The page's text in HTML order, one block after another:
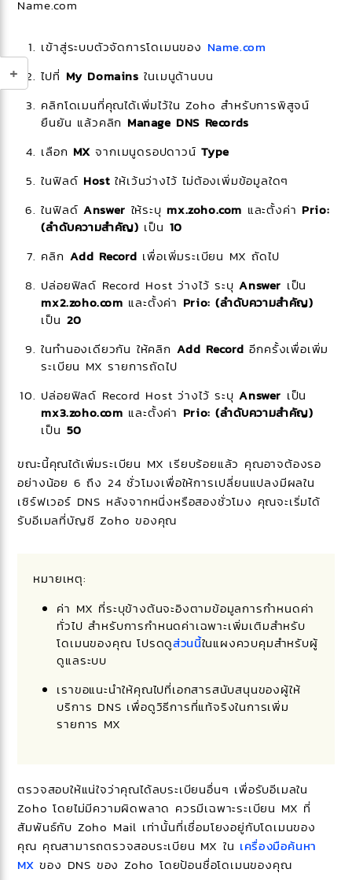
Name.com
เข้าสู่ระบบตัวจัดการโดเมนของ Name.com
ไปที่ My Domains ในเมนูด้านบน
คลิกโดเมนที่คุณได้เพิ่มไว้ใน Zoho สำหรับการพิสูจน์
ยืนยัน แล้วคลิก Manage DNS Records
เลือก MXจากเมนูดรอปดาวน์Type
ในฟิลด์ Hostให้เว้นว่างไว้ ไม่ต้องเพิ่มข้อมูลใดๆ
ในฟิลด์Answer ให้ระบุ mx.zoho.com และตั้งค่า Prio:
(ลำดับความสำคัญ) เป็น 10
คลิก Add Record เพื่อเพิ่มระเบียน MX ถัดไป
ปล่อยฟิลด์ Record Host ว่างไว้ ระบุAnswer เป็น
mx2.zoho.com และตั้งค่า Prio: (ลำดับความสำคัญ)
เป็น 20
ในทำนองเดียวกัน ให้คลิก Add Record อีกครั้งเพื่อเพิ่ม
ระเบียน MX รายการถัดไป
ปล่อยฟิลด์ Record Host ว่างไว้ ระบุAnswer เป็น
mx3.zoho.com และตั้งค่า Prio: (ลำดับความสำคัญ)
เป็น 50
ขณะนี้คุณได้เพิ่มระเบียน MX เรียบร้อยแล้ว คุณอาจต้องรอ
อย่างน้อย 6 ถึง 24 ชั่วโมงเพื่อให้การเปลี่ยนแปลงมีผลใน
เซิร์ฟเวอร์ DNS หลังจากหนึ่งหรือสองชั่วโมง คุณจะเริ่มได้
รับอีเมลที่บัญชี Zoho ของคุณ
หมายเหตุ:
ค่า MX ที่ระบุข้างต้นจะอิงตามข้อมูลการกําหนดค่า
ทั่วไป สำหรับการกำหนดค่าเฉพาะเพิ่มเติมสำหรับ
โดเมนของคุณ โปรดดูส่วนนี้ในแผงควบคุมสำหรับผู้
ดูแลระบบ
เราขอแนะนําให้คุณไปที่เอกสารสนับสนุนของผู้ให้
บริการ DNS เพื่อดูวิธีการที่แท้จริงในการเพิ่ม
รายการ MX
ตรวจสอบให้แน่ใจว่าคุณได้ลบระเบียนอื่นๆ เพื่อรับอีเมลใน
Zoho โดยไม่มีความผิดพลาด ควรมีเฉพาะระเบียน MX ที่
สัมพันธ์กับ Zoho Mail เท่านั้นที่เชื่อมโยงอยู่กับโดเมนของ
คุณ คุณสามารถตรวจสอบระเบียน MX ใน เครื่องมือค้นหา
MX ของ DNS ของ Zoho โดยป้อนชื่อโดเมนของคุณ